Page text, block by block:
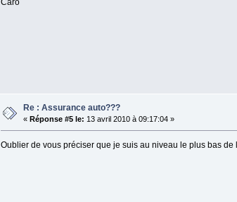
Caro
Re : Assurance auto???
« Réponse #5 le: 13 avril 2010 à 09:17:04 »
Oublier de vous préciser que je suis au niveau le plus bas